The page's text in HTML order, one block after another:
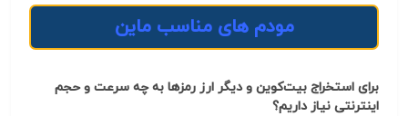
مودم های مناسب ماین
برای استخراج بیت‌کوین و دیگر ارز رمزها به چه سرعت و حجم
اینترنتی نیاز داریم؟